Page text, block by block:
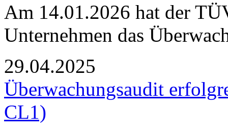
Am 14.01.2026 hat der
Unternehmen das
29.04.2025
Überwachungsaudit
CL1)